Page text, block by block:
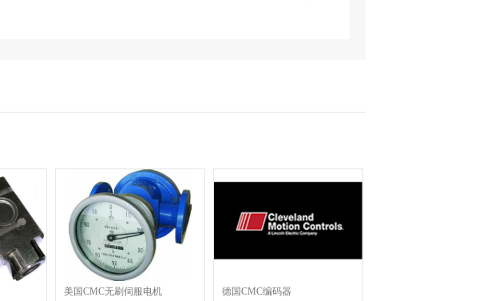
美国CMC无刷伺服电机 德国CMC编码器